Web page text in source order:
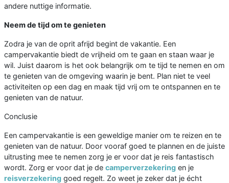
andere nuttige informatie.
Neem de tijd om te genieten
Zodra je van de oprit afrijd begint de vakantie. Een
campervakantie biedt de vrijheid om te gaan en staan waar je
wil. Juist daarom is het ook belangrijk om te tijd te nemen en om
te genieten van de omgeving waarin je bent. Plan niet te veel
activiteiten op een dag en maak tijd vrij om te ontspannen en te
genieten van de natuur.
Conclusie
Een campervakantie is een geweldige manier om te reizen en te
genieten van de natuur. Door vooraf goed te plannen en de juiste
uitrusting mee te nemen zorg je er voor dat je reis fantastisch
wordt. Zorg er voor dat je de camperverzekering en je
reisverzekering goed regelt. Zo weet je zeker dat je écht